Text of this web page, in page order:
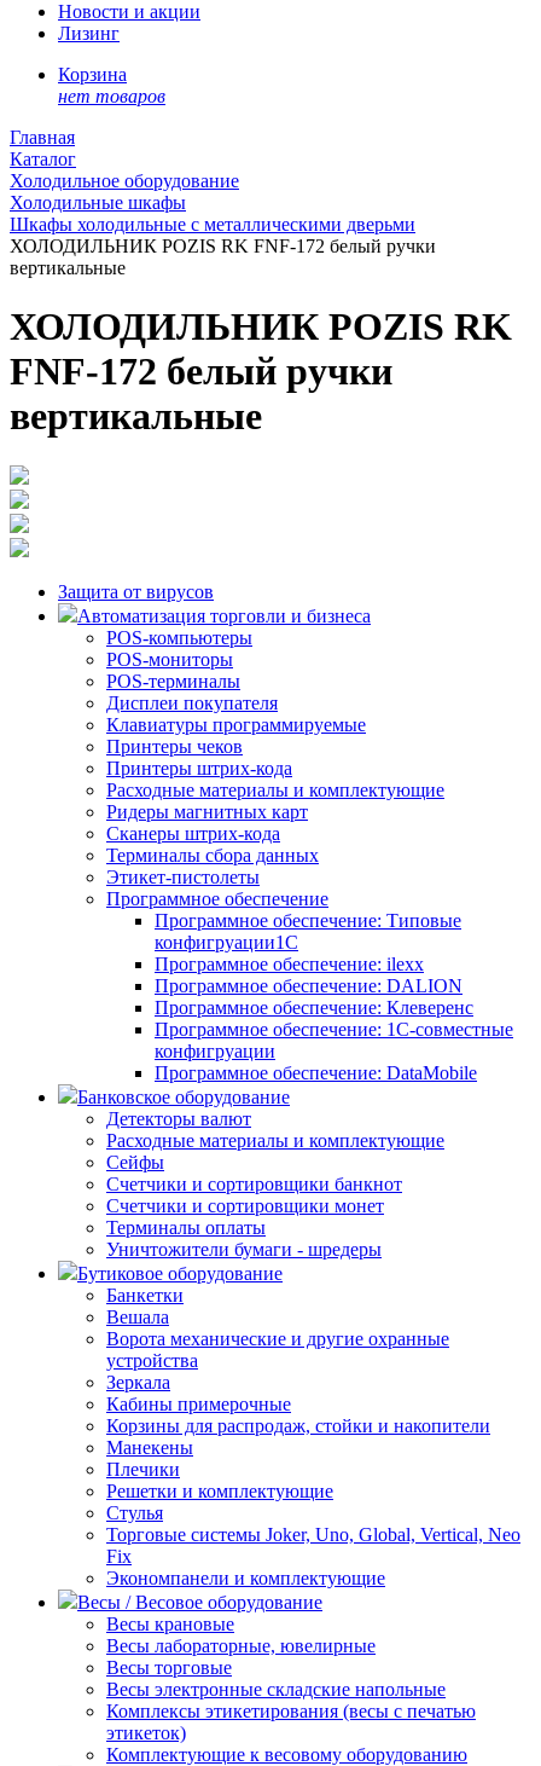
Новости и акции
Лизинг
Корзина
нет товаров
Главная
Каталог
Холодильное оборудование
Холодильные шкафы
Шкафы холодильные с металлическими дверьми
ХОЛОДИЛЬНИК POZIS RK FNF-172 белый ручки
вертикальные
ХОЛОДИЛЬНИК POZIS RK
FNF-172 белый ручки
вертикальные
Защита от вирусов
Автоматизация торговли и бизнеса
POS-компьютеры
POS-мониторы
POS-терминалы
Дисплеи покупателя
Клавиатуры программируемые
Принтеры чеков
Принтеры штрих-кода
Расходные материалы и комплектующие
Ридеры магнитных карт
Сканеры штрих-кода
Терминалы сбора данных
Этикет-пистолеты
Программное обеспечение
Программное обеспечение: Типовые
конфигруации1С
Программное обеспечение: ilexx
Программное обеспечение: DALION
Программное обеспечение: Клеверенс
Программное обеспечение: 1С-совместные
конфигруации
Программное обеспечение: DataMobile
Банковское оборудование
Детекторы валют
Расходные материалы и комплектующие
Сейфы
Счетчики и сортировщики банкнот
Счетчики и сортировщики монет
Терминалы оплаты
Уничтожители бумаги - шредеры
Бутиковое оборудование
Банкетки
Вешала
Ворота механические и другие охранные
устройства
Зеркала
Кабины примерочные
Корзины для распродаж, стойки и накопители
Манекены
Плечики
Решетки и комплектующие
Стулья
Торговые системы Joker, Uno, Global, Vertical, Neo
Fix
Экономпанели и комплектующие
Весы / Весовое оборудование
Весы крановые
Весы лабораторные, ювелирные
Весы торговые
Весы электронные складские напольные
Комплексы этикетирования (весы с печатью
этикеток)
Комплектующие к весовому оборудованию